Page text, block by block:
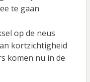
te gaan
op de neus
kortzichtigheid
komen nu in de